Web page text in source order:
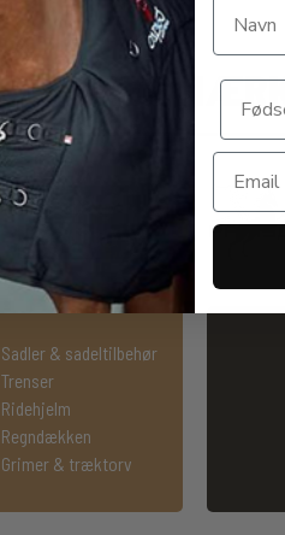
VORES
Sadler & sadeltilbehør
Trenser
Ridehjelm
Regndækken
Grimer & træktorv